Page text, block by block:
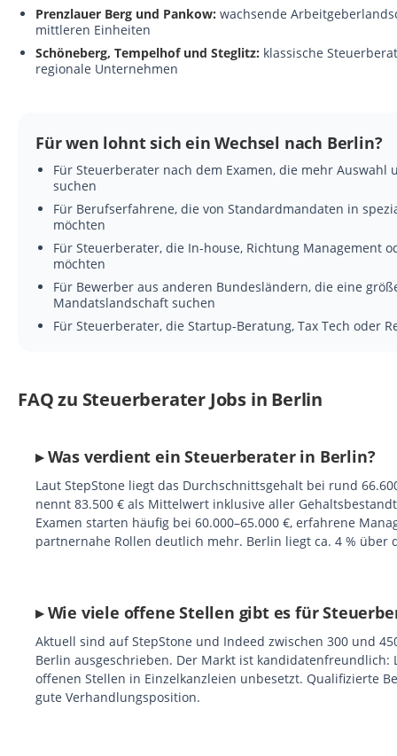
Prenzlauer Berg und Pankow: wachsende
mittleren Einheiten
Schöneberg, Tempelhof und Steglitz: klassische
regionale Unternehmen
Für wen lohnt sich ein Wechsel nach Berlin?
Für Steuerberater nach dem Examen, die mehr Auswahl
suchen
Für Berufserfahrene, die von Standardmandaten in
möchten
Für Steuerberater, die In-house, Richtung Management
möchten
Für Bewerber aus anderen Bundesländern, die eine
Mandatslandschaft suchen
Für Steuerberater, die Startup-Beratung, Tax Tech oder
FAQ zu Steuerberater Jobs in Berlin
▸ Was verdient ein Steuerberater in Berlin?
Laut StepStone liegt das Durchschnittsgehalt bei rund
nennt 83.500 € als Mittelwert inklusive aller
Examen starten häufig bei 60.000–65.000 €, erfahrene
partnernahe Rollen deutlich mehr. Berlin liegt ca. 4 % über
▸ Wie viele offene Stellen gibt es für
Aktuell sind auf StepStone und Indeed zwischen 300 und
Berlin ausgeschrieben. Der Markt ist kandidatenfreundlich:
offenen Stellen in Einzelkanzleien unbesetzt. Qualifizierte
gute Verhandlungsposition.